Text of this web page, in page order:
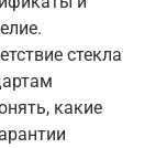
стекла
какие